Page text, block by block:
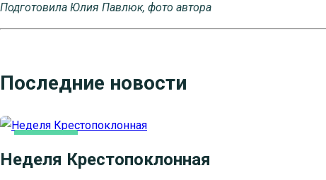
Подготовила Юлия Павлюк, фото автора
Последние новости
Неделя Крестопоклонная